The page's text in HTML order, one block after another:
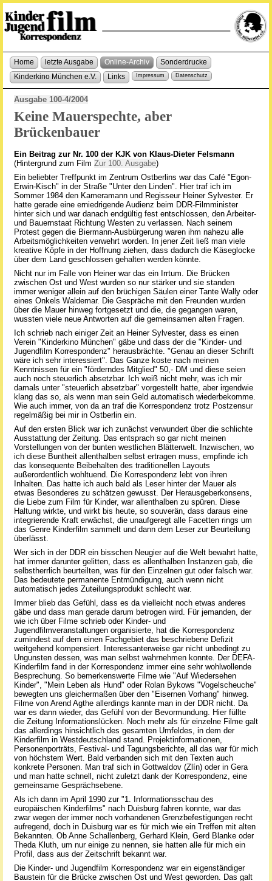
Home letzte Ausgabe Online-Archiv
Sonderdrucke
Kinderkino München e.V.
Links Impressum Datenschutz
Ausgabe 100-4/2004
Keine Mauerspechte, aber
Brückenbauer
Ein Beitrag zur Nr. 100 der KJK von Klaus-Dieter Felsmann
(Hintergrund zum Film Zur 100. Ausgabe)
Ein beliebter Treffpunkt im Zentrum Ostberlins war das Café "Egon-
Erwin-Kisch" in der Straße "Unter den Linden". Hier traf ich im
Sommer 1984 den Kameramann und Regisseur Heiner Sylvester. Er
hatte gerade eine erniedrigende Audienz beim DDR-Filmminister
hinter sich und war danach endgültig fest entschlossen, den Arbeiter-
und Bauernstaat Richtung Westen zu verlassen. Nach seinem
Protest gegen die Biermann-Ausbürgerung waren ihm nahezu alle
Arbeitsmöglichkeiten verwehrt worden. In jener Zeit ließ man viele
kreative Köpfe in der Hoffnung ziehen, dass dadurch die Käseglocke
über dem Land geschlossen gehalten werden könnte.
Nicht nur im Falle von Heiner war das ein Irrtum. Die Brücken
zwischen Ost und West wurden so nur stärker und sie standen
immer weniger allein auf den brüchigen Säulen einer Tante Wally oder
eines Onkels Waldemar. Die Gespräche mit den Freunden wurden
über die Mauer hinweg fortgesetzt und die, die gegangen waren,
wussten viele neue Antworten auf die gemeinsamen alten Fragen.
Ich schrieb nach einiger Zeit an Heiner Sylvester, dass es einen
Verein "Kinderkino München" gäbe und dass der die "Kinder- und
Jugendfilm Korrespondenz" herausbrächte. "Genau an dieser Schrift
wäre ich sehr interessiert". Das Ganze koste nach meinen
Kenntnissen für ein "förderndes Mitglied" 50,- DM und diese seien
auch noch steuerlich absetzbar. Ich weiß nicht mehr, was ich mir
damals unter "steuerlich absetzbar" vorgestellt hatte, aber irgendwie
klang das so, als wenn man sein Geld automatisch wiederbekomme.
Wie auch immer, von da an traf die Korrespondenz trotz Postzensur
regelmäßig bei mir in Ostberlin ein.
Auf den ersten Blick war ich zunächst verwundert über die schlichte
Ausstattung der Zeitung. Das entsprach so gar nicht meinen
Vorstellungen von der bunten westlichen Blätterwelt. Inzwischen, wo
ich diese Buntheit allenthalben selbst ertragen muss, empfinde ich
das konsequente Beibehalten des traditionellen Layouts
außerordentlich wohltuend. Die Korrespondenz lebt von ihren
Inhalten. Das hatte ich auch bald als Leser hinter der Mauer als
etwas Besonderes zu schätzen gewusst. Der Herausgeberkonsens,
die Liebe zum Film für Kinder, war allenthalben zu spüren. Diese
Haltung wirkte, und wirkt bis heute, so souverän, dass daraus eine
integrierende Kraft erwächst, die unaufgeregt alle Facetten rings um
das Genre Kinderfilm sammelt und dann dem Leser zur Beurteilung
überlässt.
Wer sich in der DDR ein bisschen Neugier auf die Welt bewahrt hatte,
hat immer darunter gelitten, dass es allenthalben Instanzen gab, die
selbstherrlich beurteilten, was für den Einzelnen gut oder falsch war.
Das bedeutete permanente Entmündigung, auch wenn nicht
automatisch jedes Zuteilungsprodukt schlecht war.
Immer blieb das Gefühl, dass es da vielleicht noch etwas anderes
gäbe und dass man gerade darum betrogen wird. Für jemanden, der
wie ich über Filme schrieb oder Kinder- und
Jugendfilmveranstaltungen organisierte, hat die Korrespondenz
zumindest auf dem einen Fachgebiet das beschriebene Defizit
weitgehend kompensiert. Interessanterweise gar nicht unbedingt zu
Ungunsten dessen, was man selbst wahrnehmen konnte. Der DEFA-
Kinderfilm fand in der Korrespondenz immer eine sehr wohlwollende
Besprechung. So bemerkenswerte Filme wie "Auf Wiedersehen
Kinder", "Mein Leben als Hund" oder Rolan Bykows "Vogelscheuche"
bewegten uns gleichermaßen über den "Eisernen Vorhang" hinweg.
Filme von Arend Agthe allerdings kannte man in der DDR nicht. Da
war es dann wieder, das Gefühl von der Bevormundung. Hier füllte
die Zeitung Informationslücken. Noch mehr als für einzelne Filme galt
das allerdings hinsichtlich des gesamten Umfeldes, in dem der
Kinderfilm in Westdeutschland stand. Projektinformationen,
Personenporträts, Festival- und Tagungsberichte, all das war für mich
von höchstem Wert. Bald verbanden sich mit den Texten auch
konkrete Personen. Man traf sich in Gottwaldov (Zlín) oder in Gera
und man hatte schnell, nicht zuletzt dank der Korrespondenz, eine
gemeinsame Gesprächsebene.
Als ich dann im April 1990 zur "1. Informationsschau des
europäischen Kinderfilms" nach Duisburg fahren konnte, war das
zwar wegen der immer noch vorhandenen Grenzbefestigungen recht
aufregend, doch in Duisburg war es für mich wie ein Treffen mit alten
Bekannten. Ob Anne Schallenberg, Gerhard Klein, Gerd Blanke oder
Theda Kluth, um nur einige zu nennen, sie hatten alle für mich ein
Profil, dass aus der Zeitschrift bekannt war.
Die Kinder- und Jugendfilm Korrespondenz war ein eigenständiger
Baustein für die Brücke zwischen Ost und West geworden. Das galt